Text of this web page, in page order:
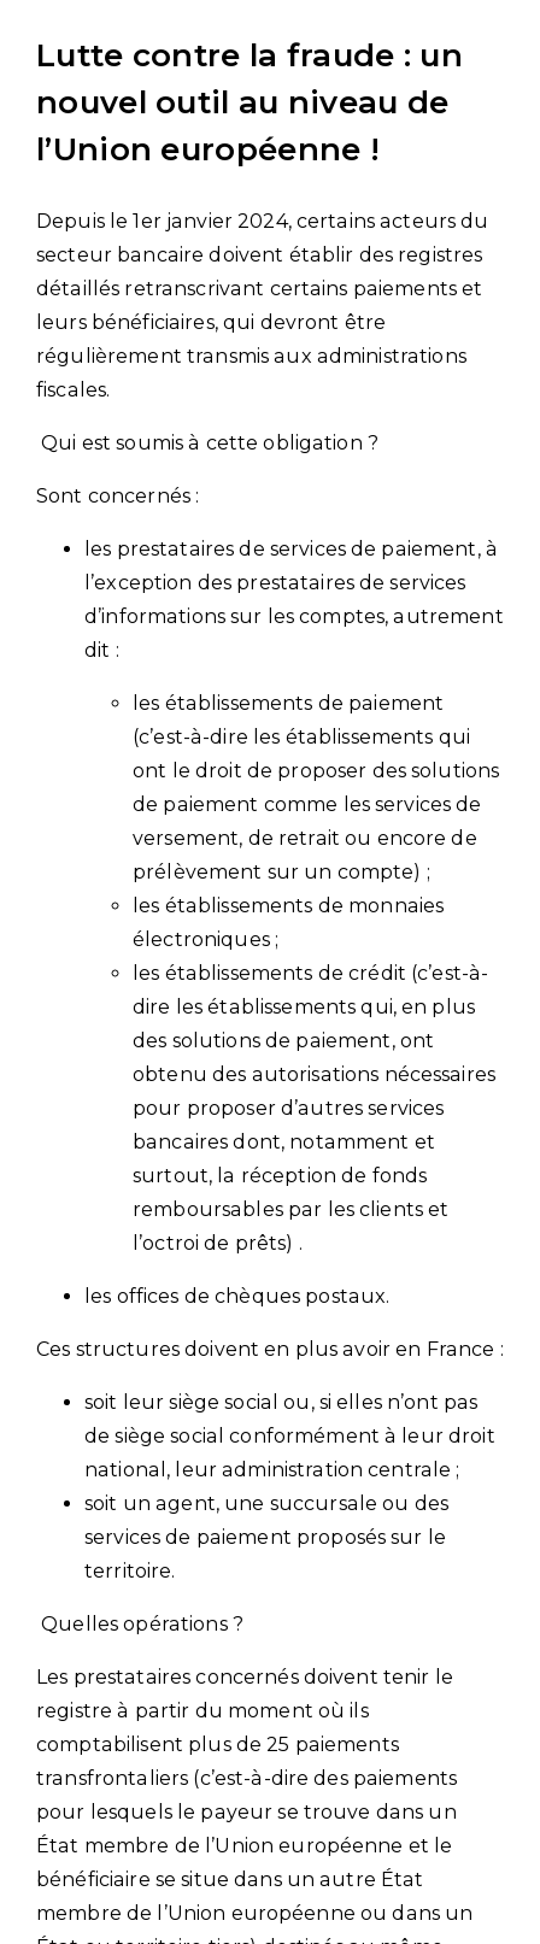
Lutte contre la fraude : un
nouvel outil au niveau de
l’Union européenne !
Depuis le 1er janvier 2024, certains acteurs du
secteur bancaire doivent établir des registres
détaillés retranscrivant certains paiements et
leurs bénéficiaires, qui devront être
régulièrement transmis aux administrations
fiscales.
Qui est soumis à cette obligation ?
Sont concernés :
les prestataires de services de paiement, à
l’exception des prestataires de services
d’informations sur les comptes, autrement
dit :
les établissements de paiement
(c’est-à-dire les établissements qui
ont le droit de proposer des solutions
de paiement comme les services de
versement, de retrait ou encore de
prélèvement sur un compte) ;
les établissements de monnaies
électroniques ;
les établissements de crédit (c’est-à-
dire les établissements qui, en plus
des solutions de paiement, ont
obtenu des autorisations nécessaires
pour proposer d’autres services
bancaires dont, notamment et
surtout, la réception de fonds
remboursables par les clients et
l’octroi de prêts) .
les offices de chèques postaux.
Ces structures doivent en plus avoir en France :
soit leur siège social ou, si elles n’ont pas
de siège social conformément à leur droit
national, leur administration centrale ;
soit un agent, une succursale ou des
services de paiement proposés sur le
territoire.
Quelles opérations ?
Les prestataires concernés doivent tenir le
registre à partir du moment où ils
comptabilisent plus de 25 paiements
transfrontaliers (c’est-à-dire des paiements
pour lesquels le payeur se trouve dans un
État membre de l’Union européenne et le
bénéficiaire se situe dans un autre État
membre de l’Union européenne ou dans un